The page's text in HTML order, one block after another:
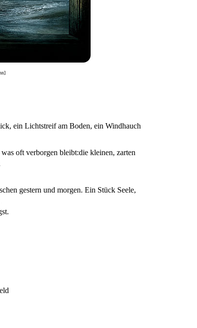
ein Lichtstreif am Boden, ein Windhauch
oft verborgen bleibt:die kleinen, zarten
gestern und morgen. Ein Stück Seele,